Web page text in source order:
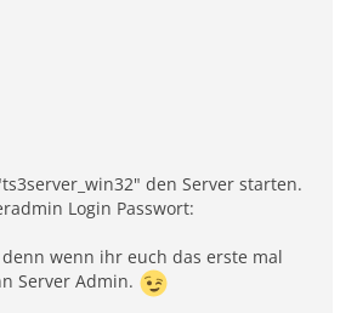
den Server starten.
Login Passwort:
wenn ihr euch das erste mal
Server Admin.